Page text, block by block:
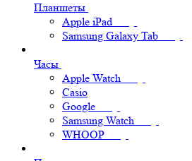
Планшеты
Apple iPad
Samsung Galaxy Tab
Часы
Apple Watch
Casio
Google
Samsung Watch
WHOOP